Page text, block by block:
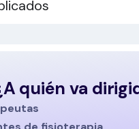
quién va